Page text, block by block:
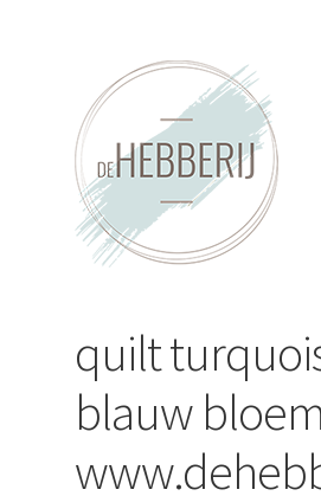
door
naar
navigatie
direct
naar
inhoud
Nieuws
Contact
quilt
blauw